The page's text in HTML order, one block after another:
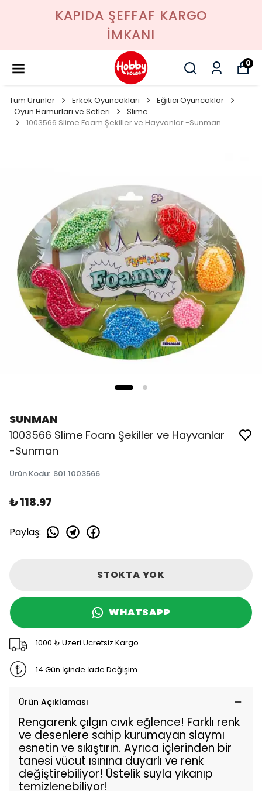
KAPIDA ŞEFFAF KARGO
İMKANI
0
Tüm Ürünler Erkek Oyuncakları
Eğitici Oyuncaklar
Oyun Hamurları ve Setleri
Slime
1003566 Slime Foam Şekiller ve Hayvanlar -Sunman
SUNMAN
1003566 Slime Foam Şekiller ve Hayvanlar
-Sunman
Ürün Kodu: S01.1003566
₺ 118.97
Paylaş:
STOKTA YOK
WHATSAPP
1000 ₺ Üzeri Ücretsiz Kargo
14 Gün İçinde İade Değişim
Ürün Açıklaması
Rengarenk çılgın cıvık eğlence! Farklı renk
ve desenlere sahip kurumayan slaymı
esnetin ve sıkıştırın. Ayrıca içlerinden bir
tanesi vücut ısınına duyarlı ve renk
değiştirebiliyor! Üstelik suyla yıkanıp
temizlenebiliyor!